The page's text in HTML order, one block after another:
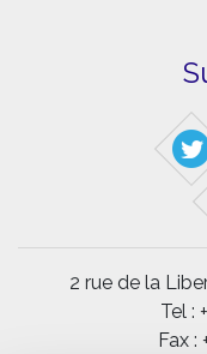
2 rue de la
Tel :
Fax :